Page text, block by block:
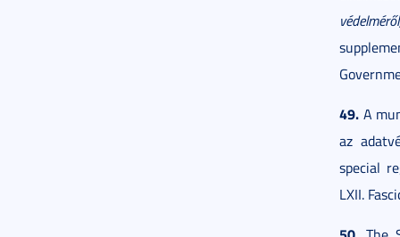
49. A
az
special
LXII.